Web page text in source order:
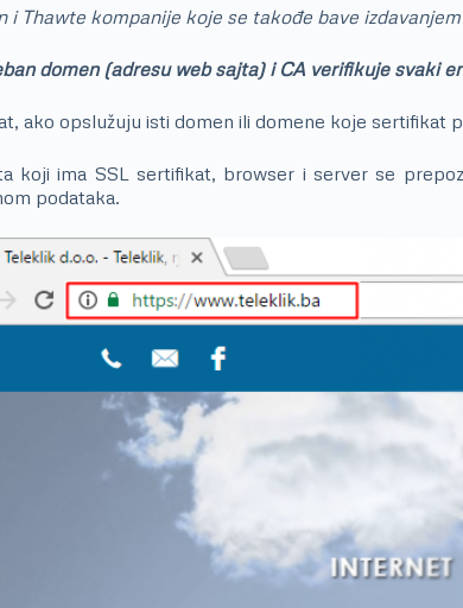
i Thawte kompanije koje se takođe bave
domen (adresu web sajta) i CA verifikuje svaki
ako opslužuju isti domen ili domene koje sertifikat
koji ima SSL sertifikat, browser i server se
podataka.